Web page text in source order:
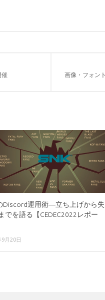
画像・フォン
Discord運用術―立ち上げから失
でを語る【CEDEC2022レポー
9月20日